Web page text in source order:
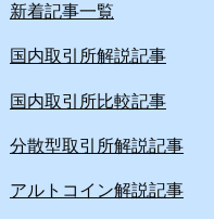
新着記事一覧
国内取引所解説記事
国内取引所比較記事
分散型取引所解説記事
アルトコイン解説記事